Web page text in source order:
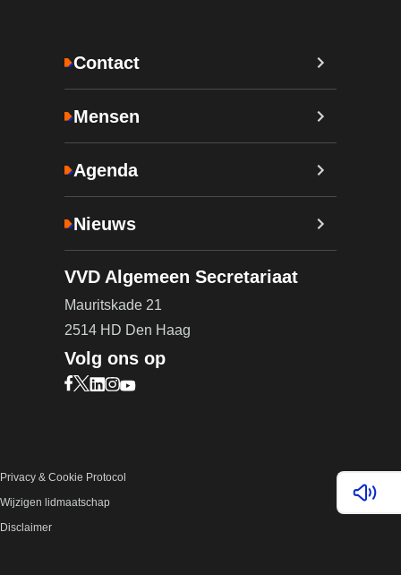
Lees
Contact
Mensen
Agenda
Nieuws
VVD Algemeen Secretariaat
Mauritskade 21
2514 HD Den Haag
Volg ons op
Bezoek onze Facebook pagina (opent in nieuw
Bezoek onze X pagina (opent in nieuw tabblad)
Bezoek onze LinkedIn pagina (opent in nieuw
Bezoek onze Instagram pagina (opent in
Bezoek onze YouTube pagina (opent in
Privacy & Cookie Protocol
Wijzigen lidmaatschap
Disclaimer